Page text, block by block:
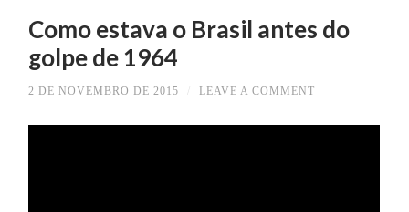
Como estava o Brasil antes do
golpe de 1964
2 DE NOVEMBRO DE 2015 LEAVE A COMMENT